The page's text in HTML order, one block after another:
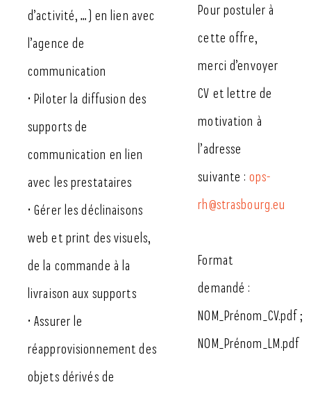
d’activité, …) en lien avec
l’agence de
communication
• Piloter la diffusion des
supports de
communication en lien
avec les prestataires
• Gérer les déclinaisons
web et print des visuels,
de la commande à la
livraison aux supports
• Assurer le
réapprovisionnement des
objets dérivés de
Pour postuler à
cette offre,
merci d’envoyer
CV et lettre de
motivation à
l’adresse
suivante : ops-
rh@strasbourg.eu
Format
demandé :
NOM_Prénom_CV.pdf ;
NOM_Prénom_LM.pdf